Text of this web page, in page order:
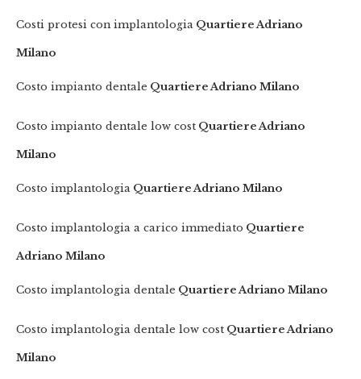
Costi protesi con implantologia Quartiere Adriano
Milano
Costo impianto dentale Quartiere Adriano Milano
Costo impianto dentale low cost Quartiere Adriano
Milano
Costo implantologia Quartiere Adriano Milano
Costo implantologia a carico immediato Quartiere
Adriano Milano
Costo implantologia dentale Quartiere Adriano Milano
Costo implantologia dentale low cost Quartiere Adriano
Milano